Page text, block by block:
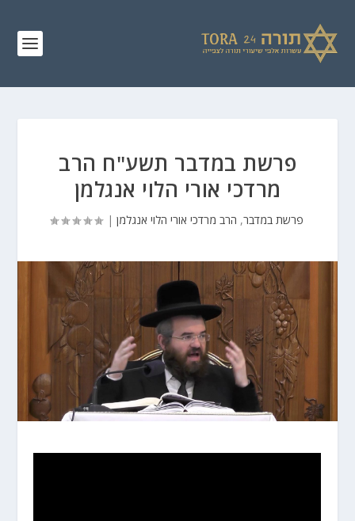
פרשת במדבר תשע"ח הרב
מרדכי אורי הלוי אנגלמן
פרשת במדבר, הרב מרדכי אורי הלוי אנגלמן |